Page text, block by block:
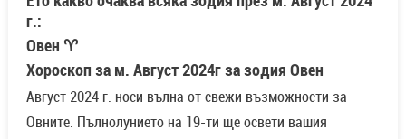
г.:
Овен ♈
Хороскоп за м. Август 2024г за зодия Овен
Август 2024 г. носи вълна от свежи възможности за
Овните. Пълнолунието на 19-ти ще освети вашия